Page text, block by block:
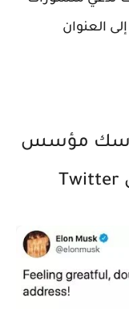
العنوان
ماسك مؤسس